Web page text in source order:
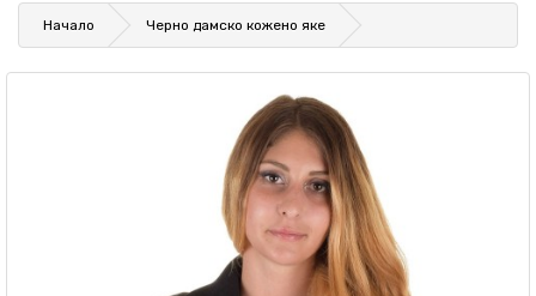
Начало Черно дамско кожено яке